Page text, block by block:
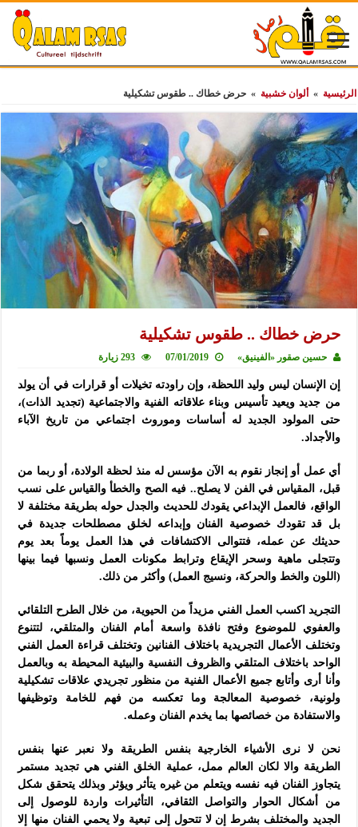
الرئيسية » ألوان خشبية » حرض خطاك .. طقوس تشكيلية
حرض خطاك .. طقوس تشكيلية
حسين صقور «الفينيق» 07/01/2019 293 زيارة
إن الإنسان ليس وليد اللحظة، وإن راودته تخيلات أو قرارات في أن يولد
من جديد ويعيد تأسيس وبناء علاقاته الفنية والاجتماعية (تجديد الذات)،
حتى المولود الجديد له أساسات وموروث اجتماعي من تاريخ الآباء
والأجداد.
أي عمل أو إنجاز نقوم به الآن مؤسس له منذ لحظة الولادة، أو ربما من
قبل،
المقياس في الفن لا يصلح.. فيه الصح والخطأ والقياس على نسب
الواقع، فالعمل الإبداعي يقودك للحديث والجدل حوله بطريقة مختلفة لا
بل قد تقودك خصوصية الفنان وإبداعه لخلق مصطلحات جديدة في
حديثك عن عمله، فتتوالى الاكتشافات في هذا العمل يوماً بعد يوم
وتتجلى ماهية وسحر الإيقاع وترابط مكونات العمل ونسبها فيما بينها
(اللون والخط والحركة، ونسيج العمل) وأكثر من ذلك.
التجريد اكسب العمل الفني مزيداً من الحيوية، من خلال الطرح التلقائي
والعفوي للموضوع وفتح نافذة واسعة أمام الفنان والمتلقي، لتتنوع
وتختلف الأعمال التجريدية باختلاف الفنانين وتختلف قراءة العمل الفني
الواحد باختلاف المتلقي والظروف النفسية والبيئية المحيطة به وبالعمل
وأنا أرى وأتابع جميع الأعمال الفنية من منظور تجريدي علاقات تشكيلية
ولونية، خصوصية المعالجة وما تعكسه من فهم للخامة وتوظيفها
والاستفادة من خصائصها بما يخدم الفنان وعمله.
نحن لا نرى الأشياء الخارجية بنفس الطريقة ولا نعبر عنها بنفس
الطريقة والا لكان العالم ممل،عملية الخلق الفني هي تجديد مستمر
يتجاوز الفنان فيه نفسه ويتعلم من غيره يتأثر ويؤثر وبذلك يتحقق شكل
من أشكال الحوار والتواصل الثقافي،
التأثيرات واردة للوصول إلى
الجديد والمختلف بشرط إن لا تتحول إلى تبعية ولا يحمي الفنان منها إلا